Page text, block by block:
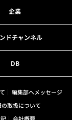
企業
ドチャンネル
DB
編集部へメッセージ
取扱について